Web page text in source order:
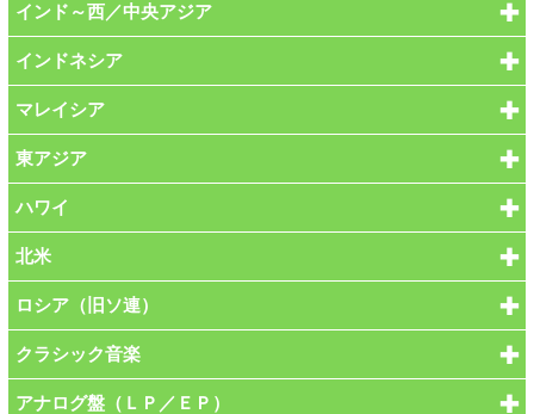
インド～西／中央アジア
インドネシア
マレイシア
東アジア
ハワイ
北米
ロシア（旧ソ連）
クラシック音楽
アナログ盤（ＬＰ／ＥＰ）